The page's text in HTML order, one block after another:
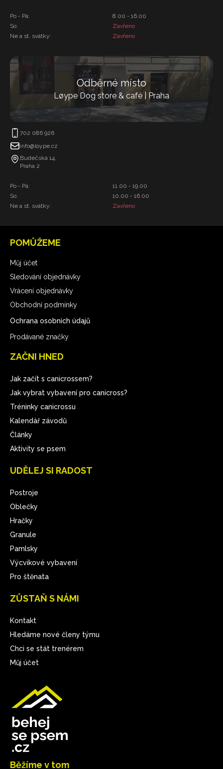
Po - Pá:
So:
Ne a st. svátky:
8.00 - 16.00
Zavřeno
Zavřeno
Odběrné místo
Løype Dog store & café | Praha
702 086 926
info@loype.cz
Budečská 14,
Praha 2
Po - Pá:
So:
Ne a st. svátky:
11.00 - 19.00
10.00 - 16.00
Zavřeno
Běžíme v tom
POMŮŽEME
Můj účet
Sledování objednávky
Vrácení objednávky
Obchodní podmínky
Ochrana osobních údajů
Prodávané značky
ZAČNI HNED
Jak začít s canicrossem?
Jak vybrat vybavení pro canicross?
Tréninky canicrossu
Kalendář závodů
Články
Aktivity se psem
UDĚLEJ SI RADOST
Postroje
Oblečky
Hračky
Granule
Pamlsky
Výcvikové vybavení
Pro štěnata
ZŮSTAŇ S NÁMI
Kontakt
Hledáme nové členy týmu
Chci se stát trenérem
Můj účet